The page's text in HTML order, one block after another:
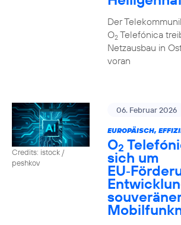
Der
O2Telefónica
Netzausbau in
voran
Credits: istock /
peshkov
06. Februar 2026
EUROPÄISCH,
O2
sich um